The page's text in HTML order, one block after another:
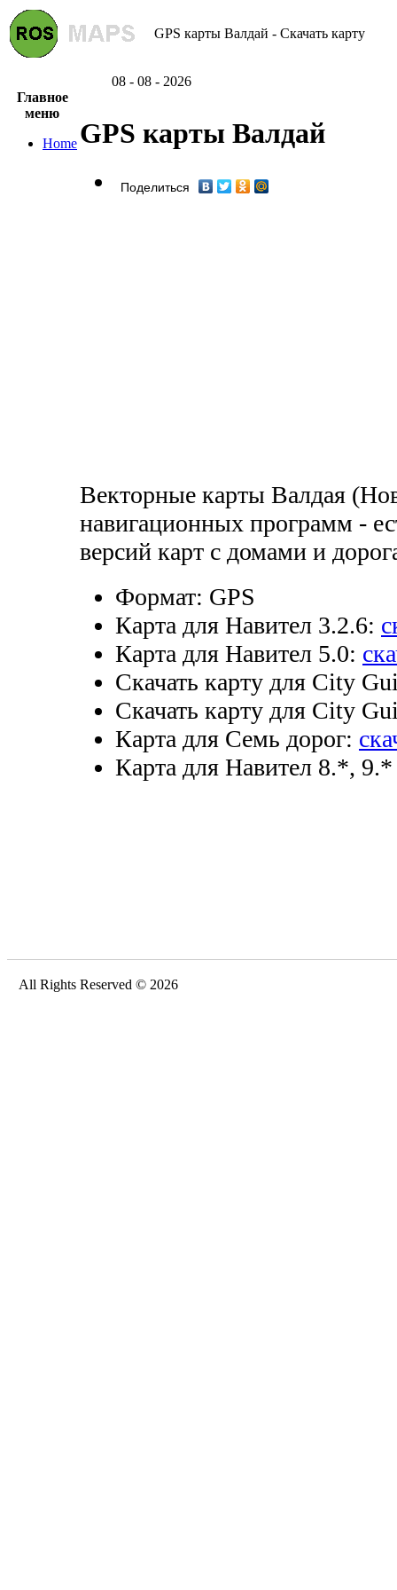
GPS карты Валдай - Скачать карту
08 - 08 - 2026
Главное
меню
Home GPS карты Валдай
Поделиться
Векторные карты Валдая
навигационных программ -
версий карт с домами и
Формат: GPS
Карта для Навител 3.2.6:
Карта для Навител 5.0:
Скачать карту для City
Скачать карту для City
Карта для Семь дорог:
Карта для Навител 8.*,
All Rights Reserved © 2026